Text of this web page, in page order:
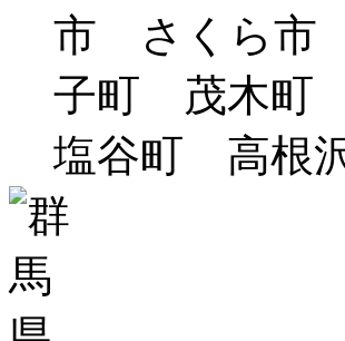
市 さくら市
子町 茂木
塩谷町 高根